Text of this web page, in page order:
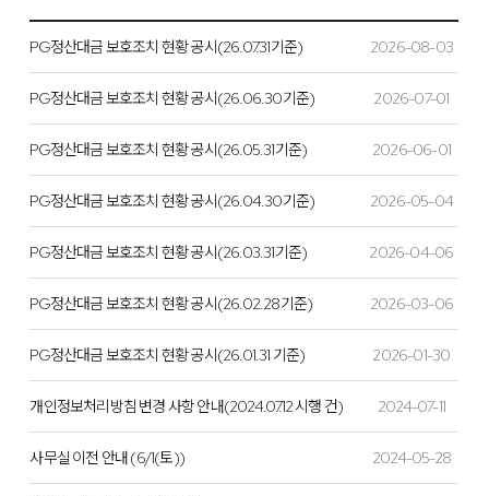
PG정산대금 보호조치 현황 공시(26.07.31기준) 2026-08-03
PG정산대금 보호조치 현황 공시(26.06.30기준) 2026-07-01
PG정산대금 보호조치 현황 공시(26.05.31기준) 2026-06-01
PG정산대금 보호조치 현황 공시(26.04.30기준) 2026-05-04
PG정산대금 보호조치 현황 공시(26.03.31기준) 2026-04-06
PG정산대금 보호조치 현황 공시(26.02.28기준) 2026-03-06
PG정산대금 보호조치 현황 공시(26.01.31 기준) 2026-01-30
개인정보처리방침 변경 사항 안내(2024.07.12 시행 건) 2024-07-11
사무실 이전 안내 (6/1(토)) 2024-05-28